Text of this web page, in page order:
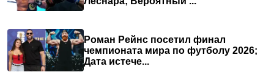
Роман Рейнс посетил финал
чемпионата мира по футболу 2026;
Дата истече...